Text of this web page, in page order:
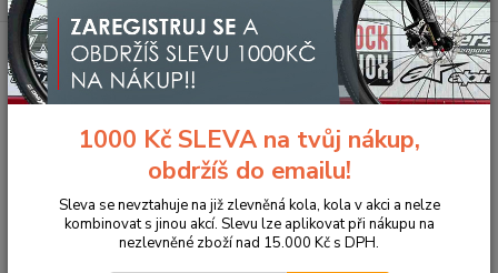
Úvod
Souhlas se zpracováním osobních údajů pro účely rozesílky e-
mailových obchodních sdělení
Souhlas se zpracováním osobních
údajů pro účely rozesílky e-
mailových obchodních sdělení
Udělujete tímto souhlas ……………..., se sídlem ………………, IČ
………………., zapsaná u ………………… , oddíl …, vložka …..
1000 Kč SLEVA na tvůj nákup,
obdržíš do emailu!
Sleva se nevztahuje na již zlevněná kola, kola v akci a nelze
kombinovat s jinou akcí. Slevu lze aplikovat při nákupu na
nezlevněné zboží nad 15.000 Kč s DPH.